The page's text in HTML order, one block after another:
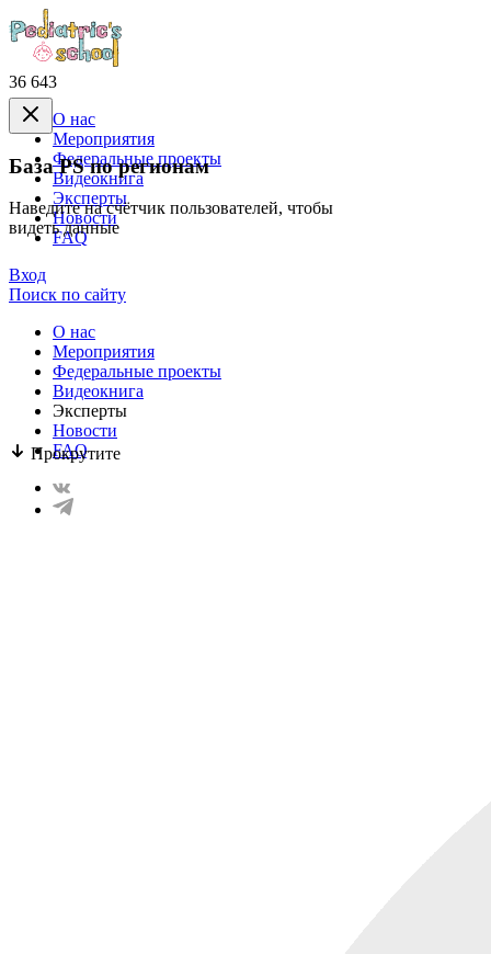
36 643
База PS по регионам
Наведите на счётчик пользователей, чтобы
видеть данные
Прокрутите
О нас
Mероприятия
Федеральные проекты
Видеокнига
Эксперты
Новости
FAQ
Вход
Поиск по сайту
О нас
Mероприятия
Федеральные проекты
Видеокнига
Эксперты
Новости
FAQ